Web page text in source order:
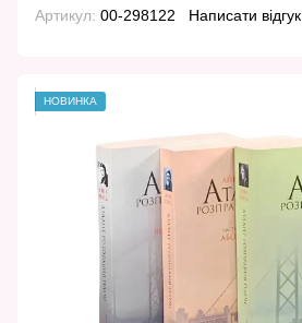
Артикул: 00-298122 Написати відгук
НОВИНКА